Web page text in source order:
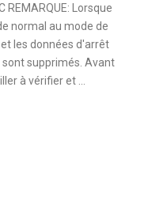
REMARQUE: Lorsque
normal au mode de
les données d'arrêt
supprimés. Avant
à vérifier et ...